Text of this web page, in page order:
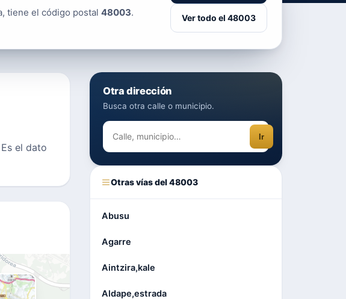
tiene el código postal 48003. Ver todo el 48003
el dato
Otra dirección
Busca otra calle o municipio.
Ir
Otras vías del 48003
Abusu
Agarre
Aintzira,kale
Aldape,estrada